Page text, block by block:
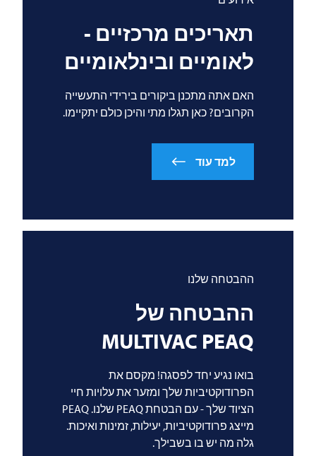
תאריכים מרכזיים -
לאומיים ובינלאומיים
האם אתה מתכנן ביקורים בירידי התעשייה
הקרובים? כאן תגלו מתי והיכן כולם יתקיימו.
למד עוד
ההבטחה שלנו
ההבטחה של
MULTIVAC PEAQ
בואו נגיע יחד לפסגה! מקסם את
הפרודוקטיביות שלך ומזער את עלויות חיי
הציוד שלך - עם הבטחת PEAQ שלנו. PEAQ
מייצג פרודוקטיביות, יעילות, זמינות ואיכות.
גלה מה יש בו בשבילך.